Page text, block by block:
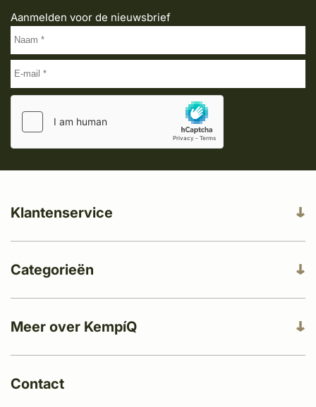
Aanmelden voor de nieuwsbrief
Meer over KempíQ
Klantenservice
Categorieën
Contact